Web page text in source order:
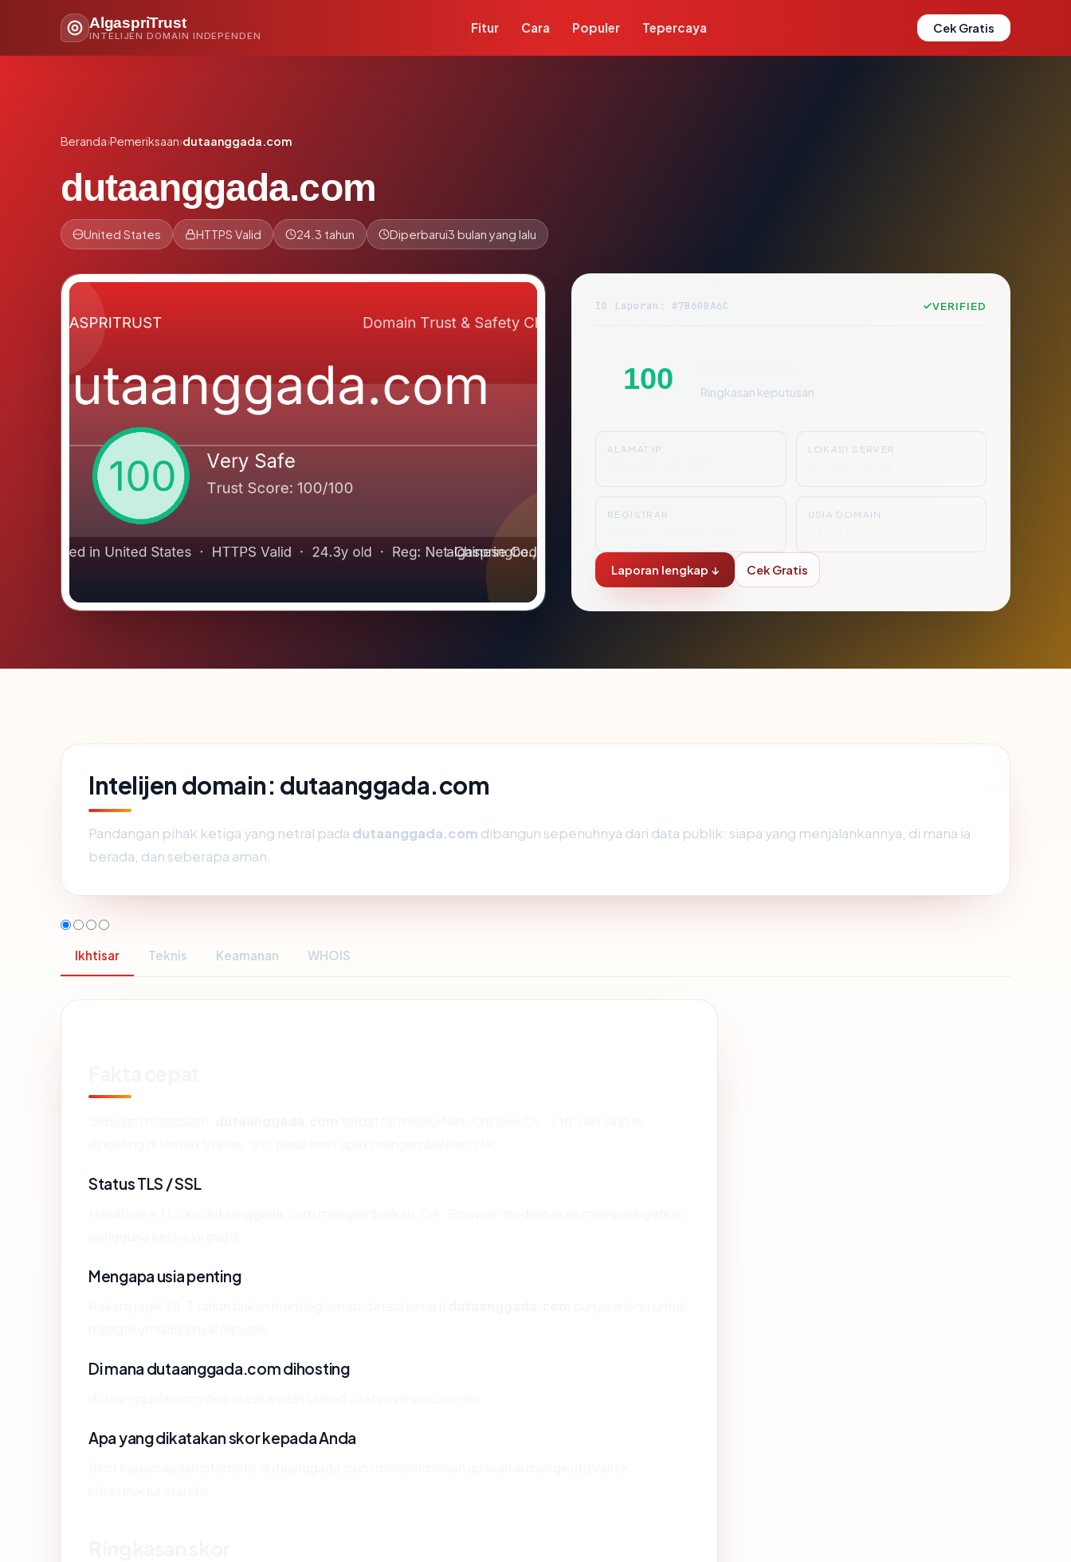
AlgaspriTrust
INTELIJEN DOMAIN INDEPENDEN
Fitur Cara Populer Tepercaya Cek Gratis
Beranda›Pemeriksaan›dutaanggada.com
dutaanggada.com
United States HTTPS Valid 24.3 tahun Diperbarui3 bulan yang lalu
ID Laporan: #7B60BA6C VERIFIED
100 Ringkasan keputusan
ALAMAT IP LOKASI SERVER
REGISTRAR USIA DOMAIN
Laporan lengkap ↓ Cek Gratis
Intelijen domain: dutaanggada.com
Pandangan pihak ketiga yang netral pada dutaanggada.com dibangun sepenuhnya dari data publik: siapa yang menjalankannya, di mana ia
berada, dan seberapa aman.
Ikhtisar Teknis Keamanan WHOIS
Status TLS / SSL
Mengapa usia penting
Di mana dutaanggada.com dihosting
Apa yang dikatakan skor kepada Anda